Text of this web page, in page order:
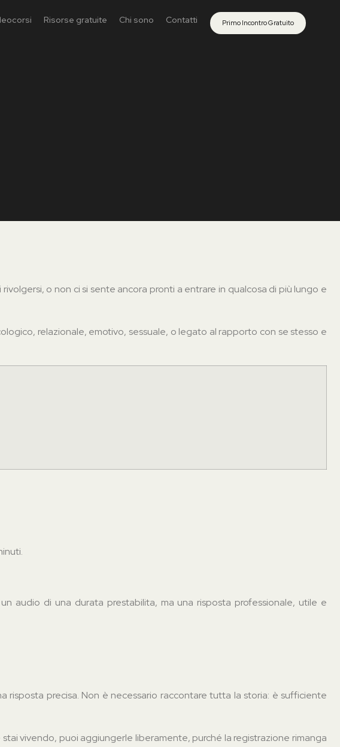
Risorse gratuite Chi sono Contatti Primo Incontro Gratuito
o non ci si sente ancora pronti a entrare in qualcosa di più lungo e
relazionale, emotivo, sessuale, o legato al rapporto con se stesso e
audio di una durata prestabilita, ma una risposta professionale, utile e
risposta precisa. Non è necessario raccontare tutta la storia: è sufficiente
vivendo, puoi aggiungerle liberamente, purché la registrazione rimanga